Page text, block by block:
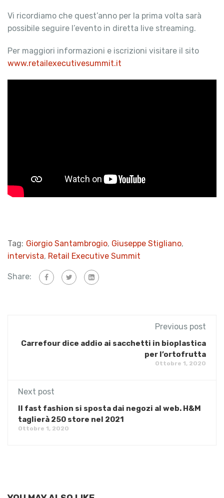
Vi ricordiamo che quest’anno per la prima volta sarà
possibile seguire l’evento in diretta live streaming.
Per maggiori informazioni e iscrizioni visitare il sito
www.retailexecutivesummit.it
Tag: Giorgio Santambrogio, Giuseppe Stigliano,
intervista, Retail Executive Summit
Share:
Previous post
Carrefour dice addio ai sacchetti in bioplastica
per l’ortofrutta
Ottobre 1, 2020
Next post
Il fast fashion si sposta dai negozi al web. H&M
taglierà 250 store nel 2021
Ottobre 1, 2020